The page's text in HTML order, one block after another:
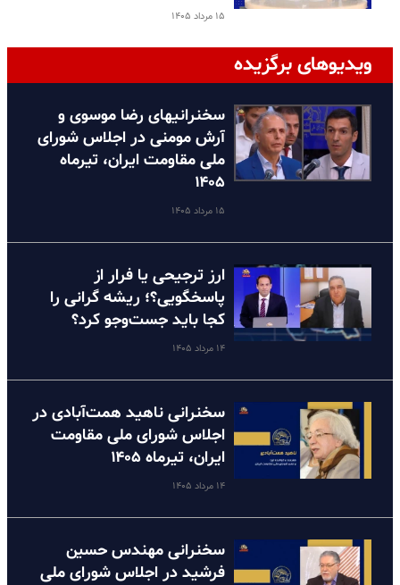
۱۵ مرداد ۱۴۰۵
ویدیوهای برگزیده
سخنرانیهای رضا موسوی و
آرش مومنی در اجلاس شورای
ملی مقاومت ایران، تیرماه
۱۴۰۵
۱۵ مرداد ۱۴۰۵
ارز ترجیحی یا فرار از
پاسخگویی؟؛ ریشه گرانی را
کجا باید جست‌وجو کرد؟
۱۴ مرداد ۱۴۰۵
سخنرانی ناهید همت‌آبادی در
اجلاس شورای ملی مقاومت
ایران، تیرماه ۱۴۰۵
۱۴ مرداد ۱۴۰۵
سخنرانی مهندس حسین
فرشید در اجلاس شورای ملی